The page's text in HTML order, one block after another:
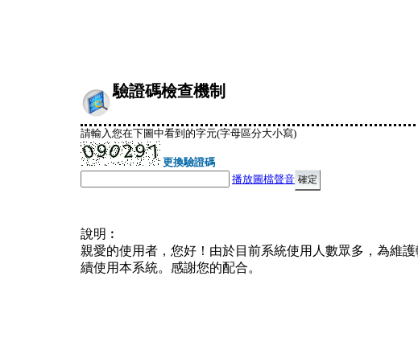
驗證碼檢查機制
請輸入您在下圖中看到的字元(字母區分大小寫)
更換驗證碼
播放圖檔聲音
說明︰
親愛的使用者，您好！由於目前系統使用人數眾多，為維
續使用本系統。感謝您的配合。